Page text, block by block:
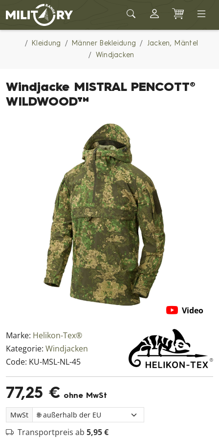
Army shop MILITARY RANGE
Kleidung Männer Bekleidung
Jacken, Mäntel
Windjacken
Windjacke MISTRAL PENCOTT®
WILDWOOD™
Video
Marke: Helikon-Tex®
Kategorie: Windjacken
Code: KU-MSL-NL-45
77,25 € ohne MwSt
MwSt
Transportpreis ab 5,95 €